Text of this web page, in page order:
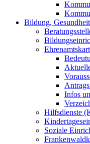
Bildung,
Infos
Hilfsdienste
Soziale